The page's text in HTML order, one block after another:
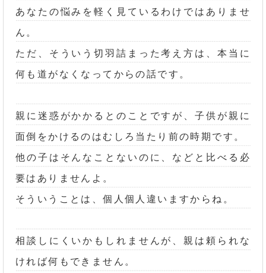
あなたの悩みを軽く見ているわけではありませ
ん。
ただ、そういう切羽詰まった考え方は、本当に
何も道がなくなってからの話です。
親に迷惑がかかるとのことですが、子供が親に
面倒をかけるのはむしろ当たり前の時期です。
他の子はそんなことないのに、などと比べる必
要はありませんよ。
そういうことは、個人個人違いますからね。
相談しにくいかもしれませんが、親は頼られな
ければ何もできません。